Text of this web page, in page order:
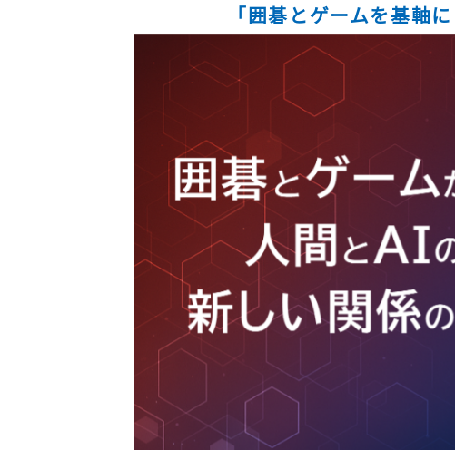
「囲碁とゲームを基軸